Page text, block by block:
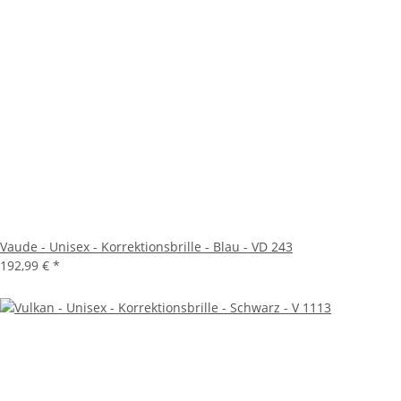
Vaude - Unisex - Korrektionsbrille - Blau - VD 243
192,99 € *